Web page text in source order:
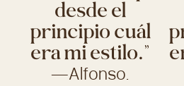
desde el
principio cuál
era mi estilo.”
—Alfonso.